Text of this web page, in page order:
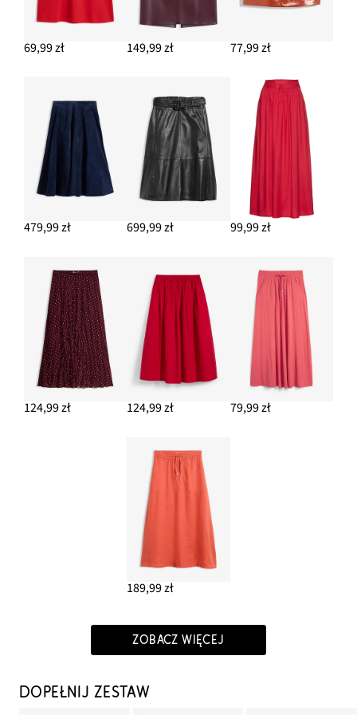
69,99 zł 149,99 zł 77,99 zł
479,99 zł 699,99 zł 99,99 zł
124,99 zł 124,99 zł 79,99 zł
189,99 zł
ZOBACZ WIĘCEJ
DOPEŁNIJ ZESTAW